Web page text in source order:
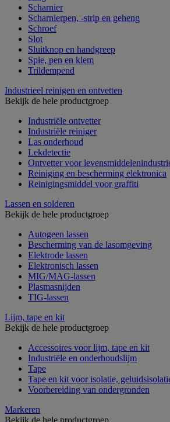
Scharnier
Scharnierpen, -strip en geheng
Schroef
Slot
Sluitknop en handgreep
Spie, pen en klem
Trildempend
Industrieel reinigen en ontvetten
Bekijk de hele productgroep
Industriële ontvetter
Industriële reiniger
Las onderhoud
Lekdetectie
Ontvetter voor
Reiniging en bescherming elektronica
Reinigingsmiddel voor graffiti
Lassen en solderen
Bekijk de hele productgroep
Autogeen lassen
Bescherming van de lasomgeving
Elektrode lassen
Elektronisch lassen
MIG/MAG-lassen
Plasmasnijden
TIG-lassen
Lijm, tape en kit
Bekijk de hele productgroep
Accessoires voor lijm, tape en kit
Industriële en onderhoudslijm
Tape
Tape en kit voor isolatie,
Voorbereiding van ondergronden
Markeren
Bekijk de hele productgroep